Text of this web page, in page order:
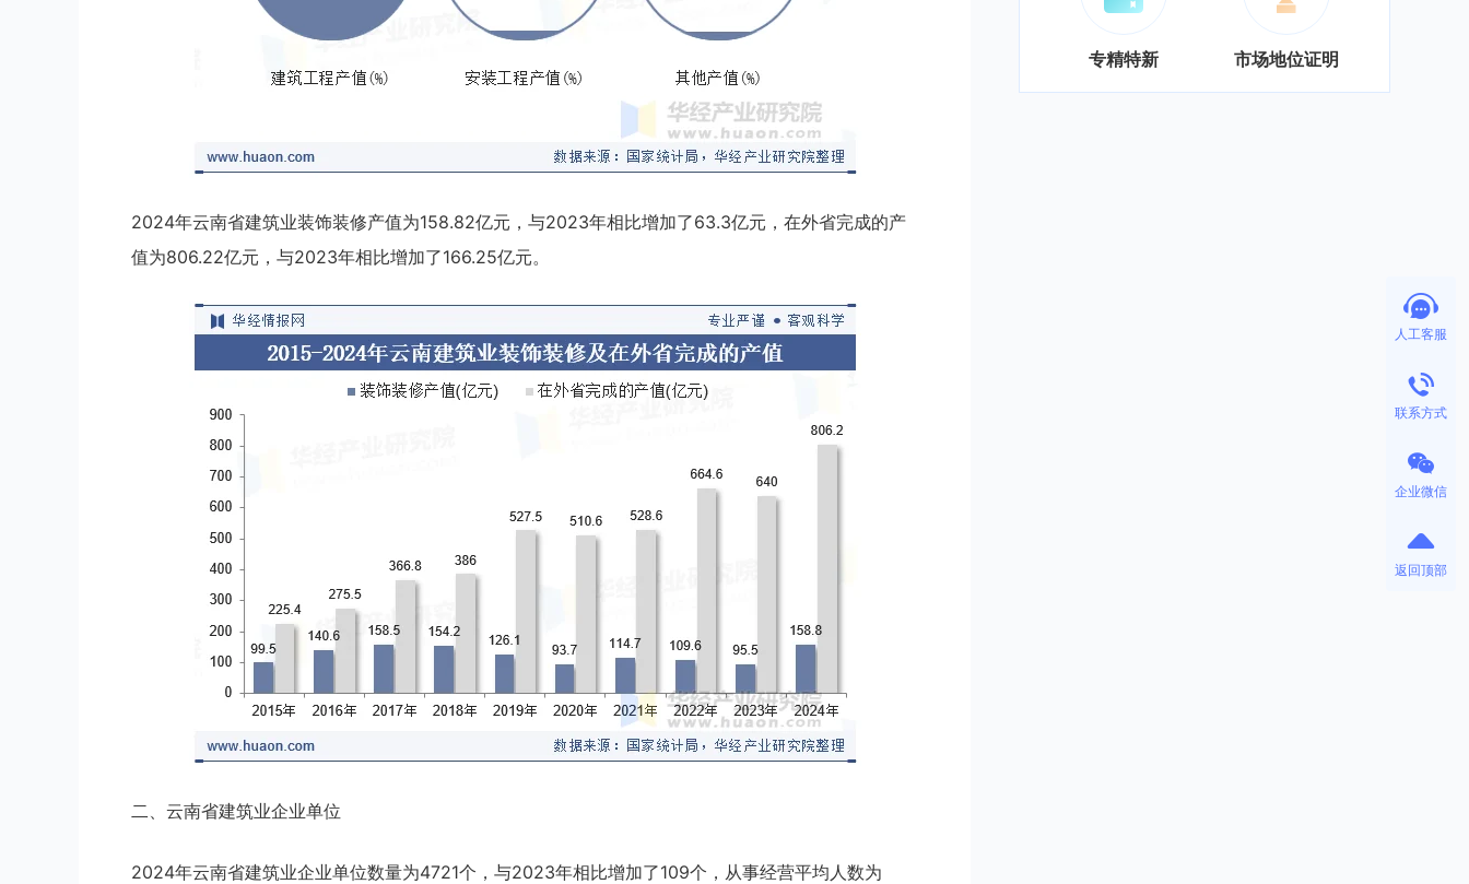
2024年云南省建筑业装饰装修产值为158.82亿元，与2023年相比增加了63.3亿元，在外省完成的产
值为806.22亿元，与2023年相比增加了166.25亿元。
二、云南省建筑业企业单位
2024年云南省建筑业企业单位数量为4721个，与2023年相比增加了109个，从事经营平均人数为
专精特新 市场地位证明
人工客服
联系方式
企业微信
返回顶部